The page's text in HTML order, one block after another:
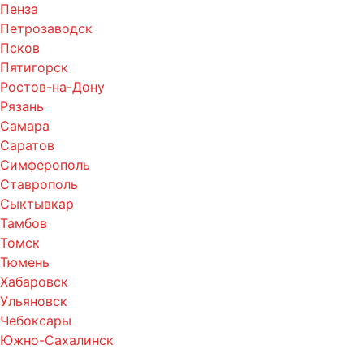
Пенза
Петрозаводск
Псков
Пятигорск
Ростов-на-Дону
Рязань
Самара
Саратов
Симферополь
Ставрополь
Сыктывкар
Тамбов
Томск
Тюмень
Хабаровск
Ульяновск
Чебоксары
Южно-Сахалинск